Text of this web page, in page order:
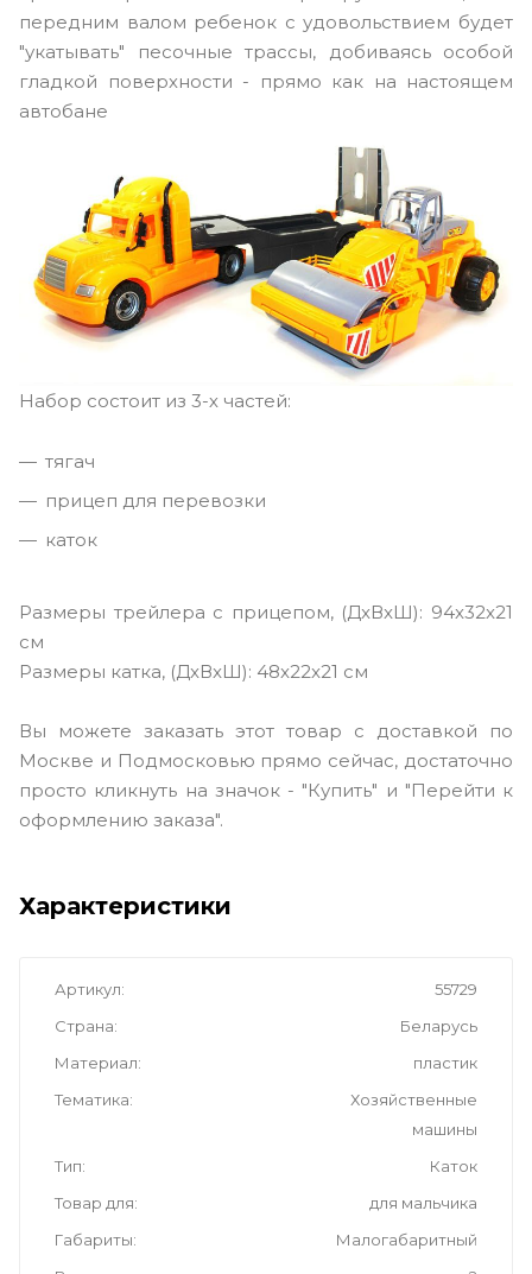
передним валом ребенок с удовольствием будет
"укатывать" песочные трассы, добиваясь особой
гладкой поверхности - прямо как на настоящем
автобане
Набор состоит из 3-х частей:
тягач
прицеп для перевозки
каток
Размеры трейлера с прицепом, (ДxВxШ): 94x32x21
см
Размеры катка, (ДxВxШ): 48x22x21 см
Вы можете заказать этот товар с доставкой по
Москве и Подмосковью прямо сейчас, достаточно
просто кликнуть на значок - "Купить" и "Перейти к
оформлению заказа".
Характеристики
Артикул
55729
Страна
Беларусь
Материал
пластик
Тематика
Хозяйственные
машины
Тип
Каток
Товар для
для мальчика
Габариты
Малогабаритный